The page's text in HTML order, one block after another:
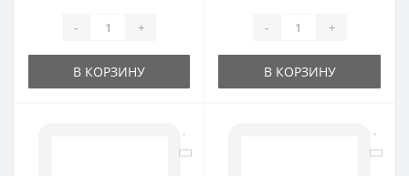
- +
В КОРЗИНУ
- +
В КОРЗИНУ